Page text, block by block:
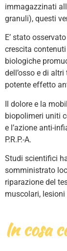
immagazzinati
granuli), questi
E’ stato
crescita contenuti
biologiche
dell’osso e di
potente effetto
Il dolore e la
biopolimeri uniti
e l’azione anti-
P.R.P.-A.
Studi scientifici
somministrato
riparazione del
muscolari,
In cosa